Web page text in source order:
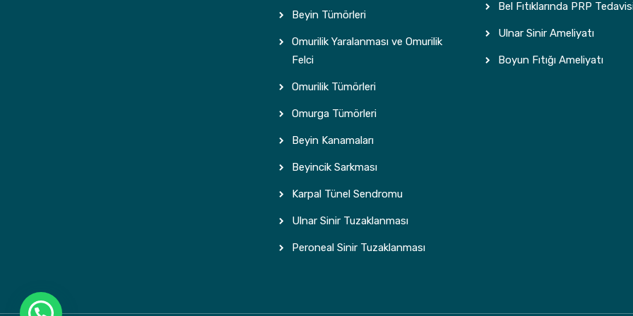
Beyin Tümörleri
Omurilik Yaralanması ve Omurilik
Felci
Omurilik Tümörleri
Omurga Tümörleri
Beyin Kanamaları
Beyincik Sarkması
Karpal Tünel Sendromu
Ulnar Sinir Tuzaklanması
Peroneal Sinir Tuzaklanması
Bel Fıtıklarında PRP
Ulnar Sinir Ameliyatı
Boyun Fıtığı Ameliyatı